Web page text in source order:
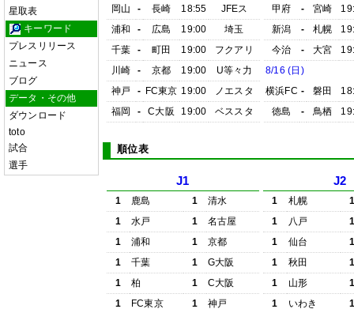
星取表
キーワード
プレスリリース
ニュース
ブログ
データ・その他
ダウンロード
toto
試合
選手
岡山
- 長崎 18:55
JFEス
浦和
- 広島 19:00
埼玉
千葉
- 町田 19:00
フクアリ
川崎
- 京都 19:00
U等々力
神戸
- FC東京 19:00
ノエスタ
福岡
- C大阪 19:00 ベススタ
甲府
- 宮崎
新潟
- 札幌
今治
- 大宮
8/16 (日)
横浜FC - 磐田
徳島
- 鳥栖
順位表
J1
1 鹿島 1
清水
1
水戸 1
名古屋
1
浦和 1
京都
1
千葉 1
G大阪
1
柏 1
C大阪
1
FC東京 1
神戸
J2
1 札幌
1
八戸
1
仙台
1
秋田
1
山形
1
いわき